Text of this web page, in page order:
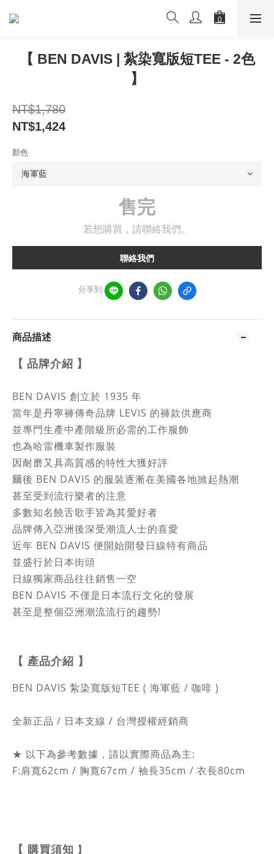
【 BEN DAVIS | 紮染寬版短TEE - 2色
】
NT$1,780
NT$1,424
顏色
售完
若想購買，請聯絡我們。
聯絡我們
分享到
商品描述
【 品牌介紹 】
BEN DAVIS 創立於 1935 年
當年是丹寧褲傳奇品牌 LEVIS 的褲款供應商
並專門生產中產階級所必需的工作服飾
也為哈雷機車製作服裝
因耐磨又具高質感的特性大獲好評
爾後 BEN DAVIS 的服裝逐漸在美國各地掀起熱潮
甚至受到流行樂者的注意
多數知名饒舌歌手皆為其愛好者
品牌傳入亞洲後深受潮流人士的喜愛
近年 BEN DAVIS 便開始開發日線特有商品
並盛行於日本街頭
日線獨家商品往往銷售一空
BEN DAVIS 不僅是日本流行文化的發展
甚至是整個亞洲潮流流行的趨勢!
【 產品介紹 】
BEN DAVIS 紮染寬版短TEE ( 海軍藍 / 咖啡 )
全新正品 / 日本支線 / 台灣授權經銷商
★ 以下為參考數據，請以實際商品為主:
F:肩寬62cm / 胸寬67cm / 袖長35cm / 衣長80cm
【 購買須知 】